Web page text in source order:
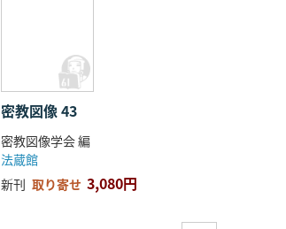
密教図像 43
密教図像学会 編
法蔵館
新刊 取り寄せ 3,080円